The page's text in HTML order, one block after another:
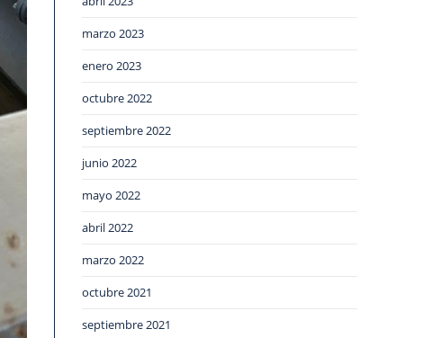
marzo 2023
enero 2023
octubre 2022
septiembre 2022
junio 2022
mayo 2022
abril 2022
marzo 2022
octubre 2021
septiembre 2021